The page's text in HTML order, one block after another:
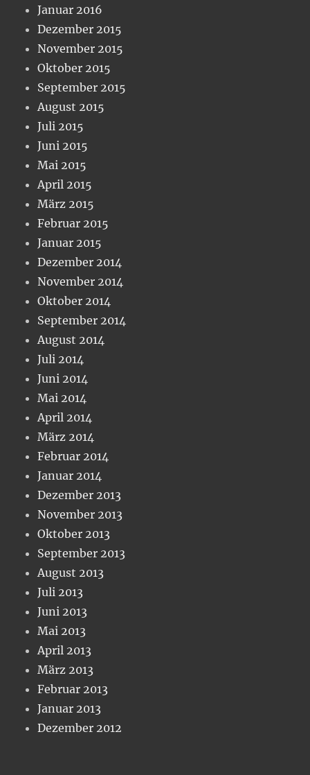
Januar 2016
Dezember 2015
November 2015
Oktober 2015
September 2015
August 2015
Juli 2015
Juni 2015
Mai 2015
April 2015
März 2015
Februar 2015
Januar 2015
Dezember 2014
November 2014
Oktober 2014
September 2014
August 2014
Juli 2014
Juni 2014
Mai 2014
April 2014
März 2014
Februar 2014
Januar 2014
Dezember 2013
November 2013
Oktober 2013
September 2013
August 2013
Juli 2013
Juni 2013
Mai 2013
April 2013
März 2013
Februar 2013
Januar 2013
Dezember 2012